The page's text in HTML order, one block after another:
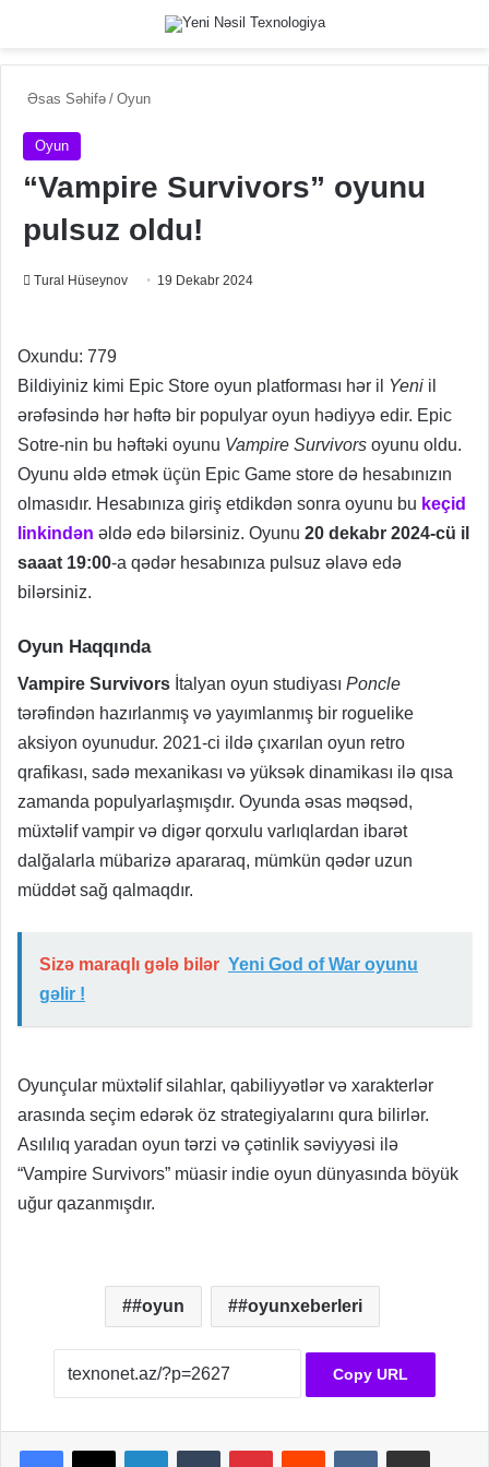
Əsas Səhifə / Oyun
Oyun
“Vampire Survivors” oyunu
pulsuz oldu!
Tural Hüseynov 19 Dekabr 2024
Oxundu: 779
Bildiyiniz kimi Epic Store oyun platforması hər il Yeni il
ərəfəsində hər həftə bir populyar oyun hədiyyə edir. Epic
Sotre-nin bu həftəki oyunu Vampire Survivors oyunu oldu.
Oyunu əldə etmək üçün Epic Game store də hesabınızın
olmasıdır. Hesabınıza giriş etdikdən sonra oyunu bu keçid
linkindən əldə edə bilərsiniz. Oyunu 20 dekabr 2024-cü il
saaat 19:00-a qədər hesabınıza pulsuz əlavə edə
bilərsiniz.
Oyun Haqqında
Vampire Survivors İtalyan oyun studiyası Poncle
tərəfindən hazırlanmış və yayımlanmış bir roguelike
aksiyon oyunudur. 2021-ci ildə çıxarılan oyun retro
qrafikası, sadə mexanikası və yüksək dinamikası ilə qısa
zamanda populyarlaşmışdır. Oyunda əsas məqsəd,
müxtəlif vampir və digər qorxulu varlıqlardan ibarət
dalğalarla mübarizə apararaq, mümkün qədər uzun
müddət sağ qalmaqdır.
Sizə maraqlı gələ bilər Yeni God of War oyunu
gəlir !
Oyunçular müxtəlif silahlar, qabiliyyətlər və xarakterlər
arasında seçim edərək öz strategiyalarını qura bilirlər.
Asılılıq yaradan oyun tərzi və çətinlik səviyyəsi ilə
“Vampire Survivors” müasir indie oyun dünyasında böyük
uğur qazanmışdır.
#oyun #oyunxeberleri
Copy URL
LinkedInTumblr PinterestReddit VKontakteShare via Email